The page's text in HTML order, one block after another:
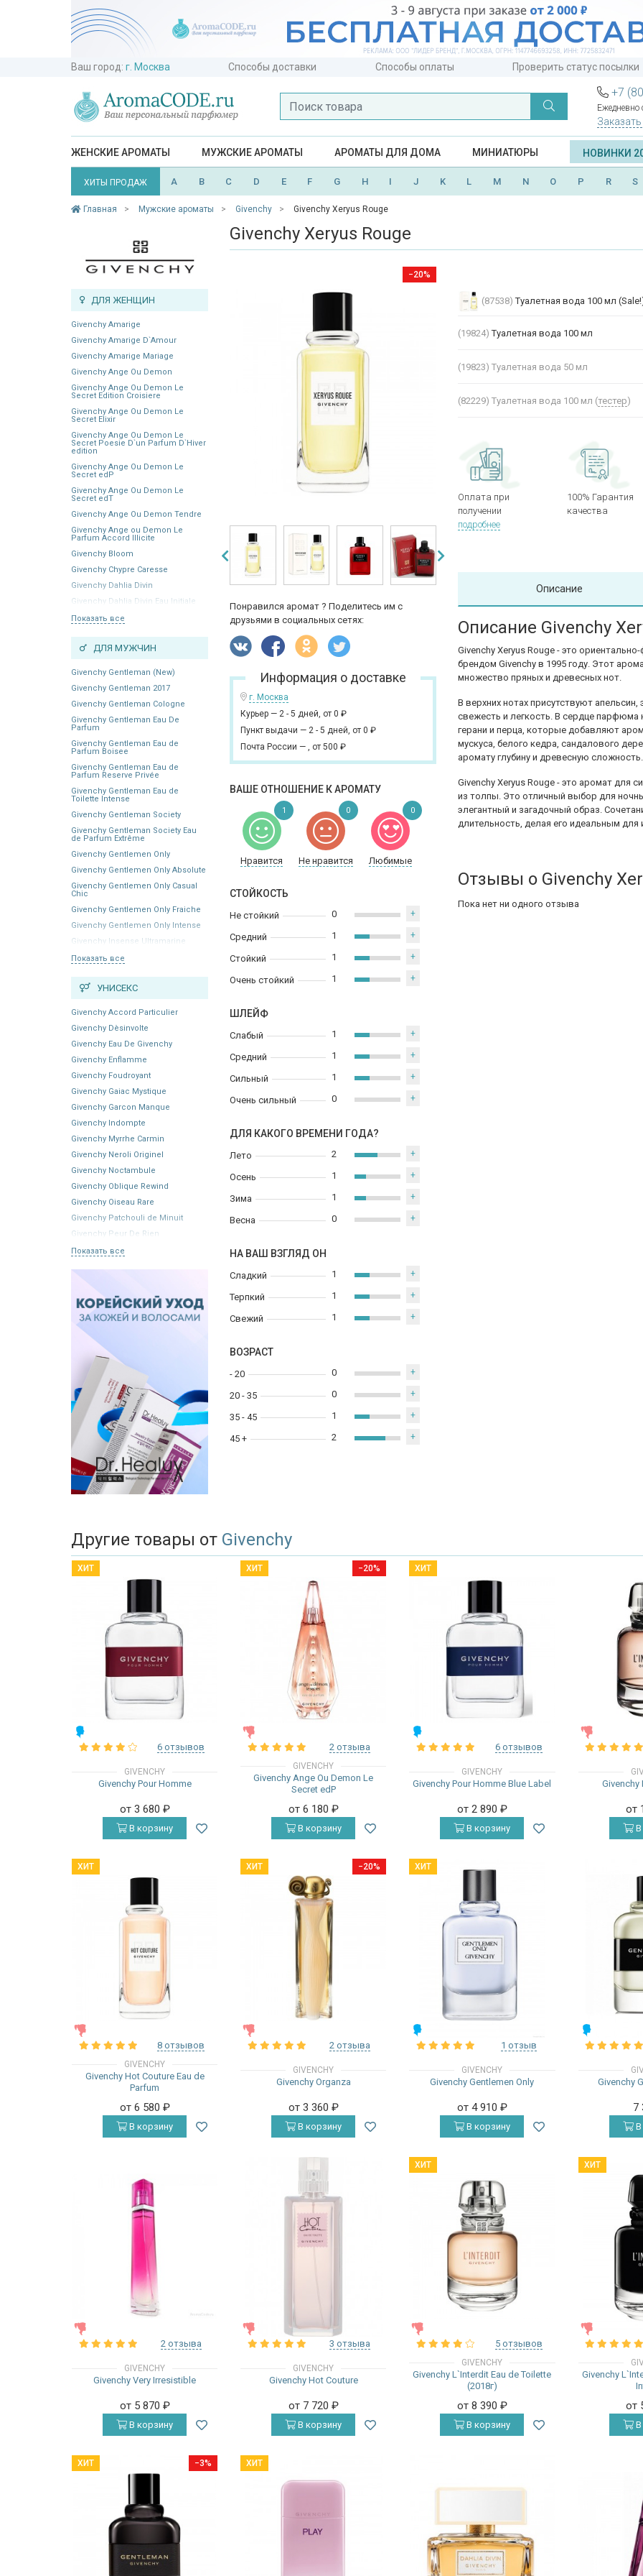
Ваш город: г. Москва Способы доставки Способы оплаты Проверить статус посылки
+7
Ежедневно
ЖЕНСКИЕ АРОМАТЫ МУЖСКИЕ АРОМАТЫ АРОМАТЫ ДЛЯ ДОМА МИНИАТЮРЫ НОВИНКИ
ХИТЫ ПРОДАЖ A B C D E F G H I J K L M N O P R S
Главная Мужские ароматы Givenchy Givenchy Xeryus Rouge
ДЛЯ ЖЕНЩИН
Givenchy Amarige
Givenchy Amarige D`Amour
Givenchy Amarige Mariage
Givenchy Ange Ou Demon
Givenchy Ange Ou Demon Le
Secret Edition Croisiere
Givenchy Ange Ou Demon Le
Secret Elixir
Givenchy Ange Ou Demon Le
Secret Poesie D`un Parfum D`Hiver
edition
Givenchy Ange Ou Demon Le
Secret edP
Givenchy Ange Ou Demon Le
Secret edT
Givenchy Ange Ou Demon Tendre
Givenchy Ange ou Demon Le
Parfum Accord Illicite
Givenchy Bloom
Givenchy Chypre Caresse
Givenchy Dahlia Divin
Givenchy Dahlia Divin Eau Initiale
Показать все
ДЛЯ МУЖЧИН
Givenchy Gentleman (New)
Givenchy Gentleman 2017
Givenchy Gentleman Cologne
Givenchy Gentleman Eau De
Parfum
Givenchy Gentleman Eau de
Parfum Boisee
Givenchy Gentleman Eau de
Parfum Reserve Privée
Givenchy Gentleman Eau de
Toilette Intense
Givenchy Gentleman Society
Givenchy Gentleman Society Eau
de Parfum Extrême
Givenchy Gentlemen Only
Givenchy Gentlemen Only Absolute
Givenchy Gentlemen Only Casual
Chic
Givenchy Gentlemen Only Fraiche
Givenchy Gentlemen Only Intense
Givenchy Insense Ultramarine
Показать все
УНИСЕКС
Givenchy Accord Particulier
Givenchy Dèsinvolte
Givenchy Eau De Givenchy
Givenchy Enflamme
Givenchy Foudroyant
Givenchy Gaiac Mystique
Givenchy Garcon Manque
Givenchy Indompte
Givenchy Myrrhe Carmin
Givenchy Neroli Originel
Givenchy Noctambule
Givenchy Oblique Rewind
Givenchy Oiseau Rare
Givenchy Patchouli de Minuit
Givenchy Peur De Rien
Показать все
Givenchy Xeryus Rouge
−20%
Понравился аромат ? Поделитесь им с
друзьями в социальных сетях:
Информация о доставке
г. Москва
Курьер — 2 - 5 дней, от 0 ₽
Пункт выдачи — 2 - 5 дней, от 0 ₽
Почта России — , от 500 ₽
ВАШЕ ОТНОШЕНИЕ К АРОМАТУ
Нравится Не нравится Любимые
1 0 0
СТОЙКОСТЬ
Не стойкий
Средний
Стойкий
Очень стойкий
0 +
1 +
1 +
1 +
ШЛЕЙФ
Слабый
Средний
Сильный
Очень сильный
1 +
1 +
1 +
0 +
ДЛЯ КАКОГО ВРЕМЕНИ ГОДА?
Лето
Осень
Зима
Весна
2 +
1 +
1 +
0 +
НА ВАШ ВЗГЛЯД ОН
Сладкий
Терпкий
Свежий
1 +
1 +
1 +
ВОЗРАСТ
- 20
20 - 35
35 - 45
45 +
0 +
0 +
1 +
2 +
(87538) Туалетная вода 100 мл
(19824) Туалетная вода 100 мл
(19823) Туалетная вода 50 мл
(82229) Туалетная вода 100 мл (тестер)
Оплата при
получении
подробнее
100% Гарантия
качества
Описание
Описание Givenchy
Givenchy Xeryus Rouge - это
брендом Givenchy в 1995 году. Этот
множество пряных и древесных нот.
В верхних нотах присутствуют
свежесть и легкость. В сердце парфюма
герани и перца, которые добавляют
мускуса, белого кедра, сандалового
аромату глубину и древесную сложность.
Givenchy Xeryus Rouge - это аромат для
из толпы. Это отличный выбор для
элегантный и загадочный образ.
длительность, делая его идеальным
Отзывы о Givenchy
Пока нет ни одного отзыва
Другие товары от Givenchy
ХИТ
6 отзывов
GIVENCHY
Givenchy Pour Homme
от 3 680 ₽
В корзину
−20%
ХИТ
2 отзыва
GIVENCHY
Givenchy Ange Ou Demon Le
Secret edP
от 6 180 ₽
В корзину
ХИТ
6 отзывов
GIVENCHY
Givenchy Pour Homme Blue Label
от 2 890 ₽
В корзину
Givenchy
от
В
ХИТ
8 отзывов
GIVENCHY
Givenchy Hot Couture Eau de
Parfum
от 6 580 ₽
В корзину
−20%
ХИТ
2 отзыва
GIVENCHY
Givenchy Organza
от 3 360 ₽
В корзину
ХИТ
1 отзыв
GIVENCHY
Givenchy Gentlemen Only
от 4 910 ₽
В корзину
Givenchy
7
В
2 отзыва
GIVENCHY
Givenchy Very Irresistible
от 5 870 ₽
В корзину
ЖЕНСКИЕ
3 отзыва
GIVENCHY
Givenchy Hot Couture
от 7 720 ₽
В корзину
ХИТ
5 отзывов
GIVENCHY
Givenchy L`Interdit Eau de Toilette
(2018г)
от 8 390 ₽
В корзину
ХИТ
Givenchy
от
В
−3%
ХИТ ХИТ